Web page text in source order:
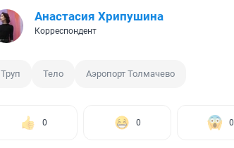
Анастасия Хрипушина
Корреспондент
Труп Тело Аэропорт Толмачево
0 0 0